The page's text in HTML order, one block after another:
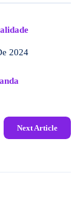
2024
Next Article